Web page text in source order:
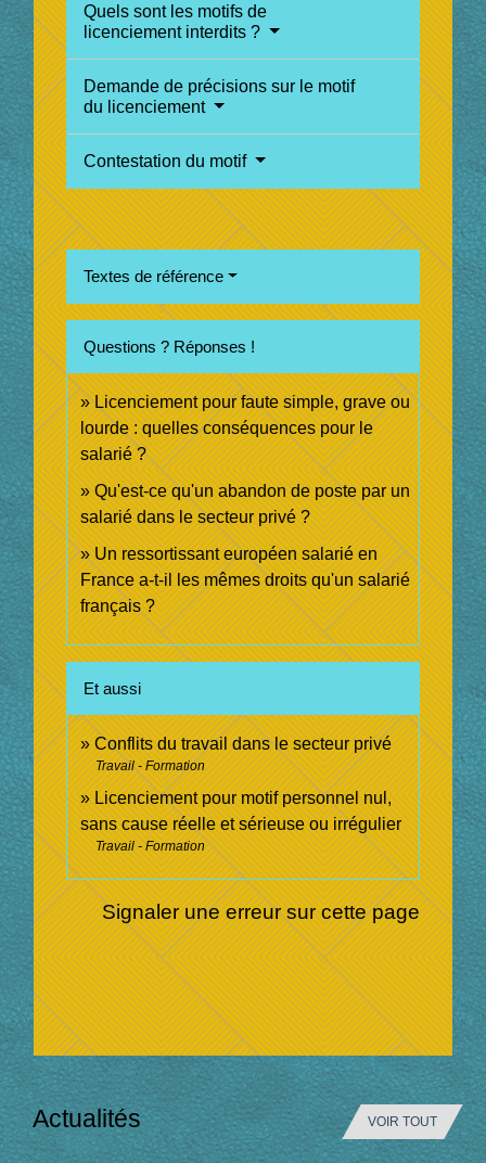
Quels sont les motifs de
licenciement interdits ?
Demande de précisions sur le motif
du licenciement
Contestation du motif
Textes de référence
Questions ? Réponses !
Licenciement pour faute simple, grave ou
lourde : quelles conséquences pour le
salarié ?
Qu'est-ce qu'un abandon de poste par un
salarié dans le secteur privé ?
Un ressortissant européen salarié en
France a-t-il les mêmes droits qu'un salarié
français ?
Et aussi
Conflits du travail dans le secteur privé
Travail - Formation
Licenciement pour motif personnel nul,
sans cause réelle et sérieuse ou irrégulier
Travail - Formation
Signaler une erreur sur cette page
Actualités VOIR TOUT